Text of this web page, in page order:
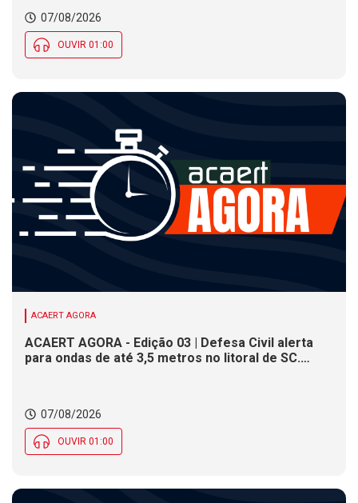
07/08/2026
OUVIR 01:00
ACAERT AGORA
ACAERT AGORA - Edição 03 | Defesa Civil alerta
para ondas de até 3,5 metros no litoral de SC.
07/08/2026
OUVIR 01:00